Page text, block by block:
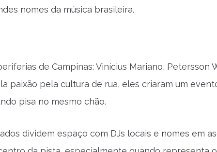
nomes da música brasileira.
de Campinas: Vinícius Mariano, Petersson
paixão pela cultura de rua, eles criaram um
pisa no mesmo chão.
dividem espaço com DJs locais e nomes em